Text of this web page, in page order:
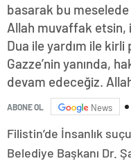
basarak bu
Allah muvaffak etsin,
Dua ile yardım ile
Gazze’nin yanında,
devam edeceğiz.
ABONE OL News
Filistin’de İnsanlık
Belediye Başkanı Dr.